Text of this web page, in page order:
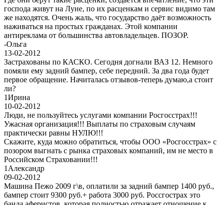
господа живут на Луне, по их расценкам и сервис видимо там
же находятся. Очень жаль, что государство даёт возможность
наживаться на простых гражданах. Этой компании
антиреклама от большинства автовладельцев. ПОЗОР.
-Ольга
13-02-2012
Застрахованы по КАСКО. Сегодня догнали ВАЗ 12. Немного
помяли ему задний бампер, себе передний. За два года будет
первое обращение. Начиталась отзывов-теперь думаю,а стоит
ли?
1Ирина
10-02-2012
Люди, не пользуйтесь услугами компании Росгосстрах!!!
Ужасная организация!!! Выплаты по страховым случаям
практически равны НУЛЮ!!!
Скажите, куда можно обратиться, чтобы ООО «Росгосстрах» с
позором выгнать с рынка страховых компаний, им не место в
Российском Страховании!!!
1 Александр
09-02-2012
Машина Пежо 2009 г\в, оплатили за задний бампер 1400 руб.,
бампер стоит 9300 руб.+ работа 3000 руб. Россгострах это